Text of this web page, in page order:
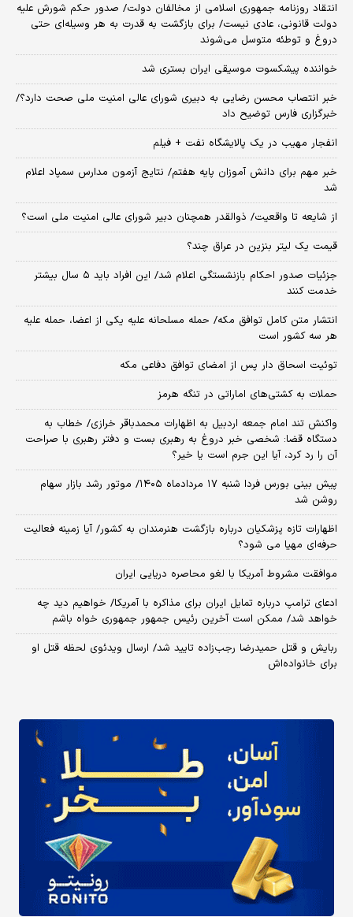
انتقاد روزنامه جمهوری اسلامی از مخالفان دولت/ صدور حکم شورش علیه
دولت قانونی، عادی نیست/ برای بازگشت به قدرت به هر وسیله‌ای حتی
دروغ و توطئه متوسل می‌شوند
خواننده پیشکسوت موسیقی ایران بستری شد
خبر انتصاب محسن رضایی به دبیری شورای عالی امنیت ملی صحت دارد؟/
خبرگزاری فارس توضیح داد
انفجار مهیب در یک پالایشگاه نفت + فیلم
خبر مهم برای دانش آموزان پایه هفتم/ نتایج آزمون مدارس سمپاد اعلام
شد
از شایعه تا واقعیت/ ذوالقدر همچنان دبیر شورای ‌عالی امنیت ملی است؟
قیمت یک لیتر بنزین در عراق چند؟
جزئیات صدور احکام بازنشستگی اعلام شد/ این افراد باید ۵ سال بیشتر
خدمت کنند
انتشار متن کامل توافق مکه/ حمله مسلحانه علیه یکی از اعضا، حمله علیه
هر سه کشور است
توئیت اسحاق دار پس از امضای توافق دفاعی مکه
حملات به کشتی‌های اماراتی در تنگه هرمز
واکنش تند امام جمعه اردبیل به اظهارات محمدباقر خرازی/ خطاب به
دستگاه قضا: شخصی خبر دروغ به رهبری بست و دفتر رهبری با صراحت
آن را رد کرد، آیا این جرم است یا خیر؟
پیش بینی بورس فردا شنبه ۱۷ مردادماه ۱۴۰۵/ موتور رشد بازار سهام
روشن شد
اظهارات تازه پزشکیان درباره بازگشت هنرمندان به کشور/ آیا زمینه فعالیت
حرفه‌ای مهیا می شود؟
موافقت مشروط آمریکا با لغو محاصره دریایی ایران
ادعای ترامپ درباره تمایل ایران برای مذاکره با آمریکا/ خواهیم دید چه
خواهد شد/ ممکن است آخرین رئیس‌ جمهور جمهوری خواه باشم
ربایش و قتل حمیدرضا رجب‌زاده تایید شد/ ارسال ویدئوی لحظه قتل او
برای خانواده‌اش